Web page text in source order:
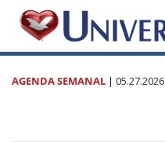
AGENDA SEMANAL | 05.27.2026